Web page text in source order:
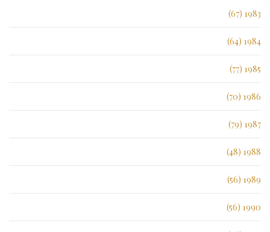
1983 (67)
1984 (64)
1985 (77)
1986 (70)
1987 (79)
1988 (48)
1989 (56)
1990 (56)